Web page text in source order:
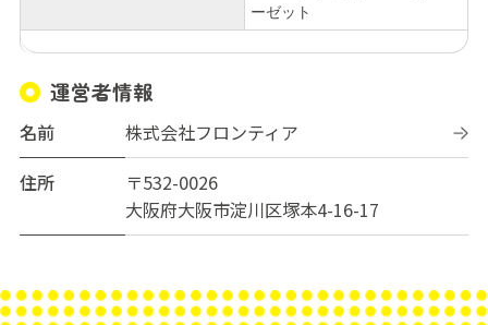
ーゼット
運営者情報
名前
株式会社フロンティア
住所
〒532-0026
大阪府大阪市淀川区塚本4-16-17